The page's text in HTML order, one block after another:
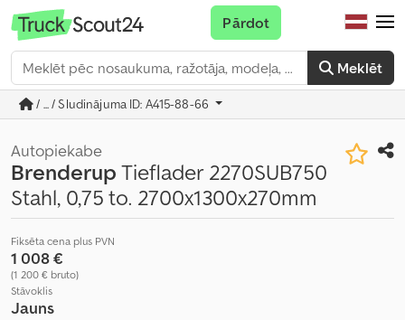
Meklēt
Pārdot
/ ... / Sludinājuma ID: A415-88-66
Autopiekabe
BrenderupTieflader 2270SUB750
Stahl, 0,75 to. 2700x1300x270mm
Fiksēta cena plus PVN
1 008 €
(1 200 € bruto)
Stāvoklis
Jauns